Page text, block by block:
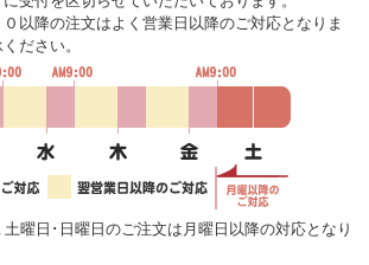
以降の注文はよく営業日以降のご対応となりま
ださい。
曜日･日曜日のご注文は月曜日以降の対応となり